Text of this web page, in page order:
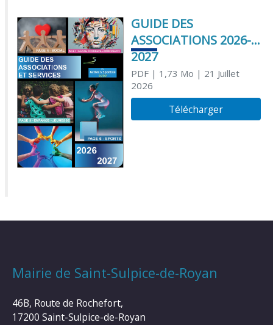
GUIDE DES
ASSOCIATIONS 2026-
2027
PDF| 1,73 Mo | 21 Juillet
2026
Télécharger
Mairie de Saint-Sulpice-de-Royan
46B, Route de Rochefort,
17200 Saint-Sulpice-de-Royan